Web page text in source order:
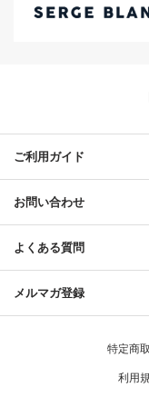
ご利用ガイド
お問い合わせ
よくある質問
メルマガ登録
特定商
利用